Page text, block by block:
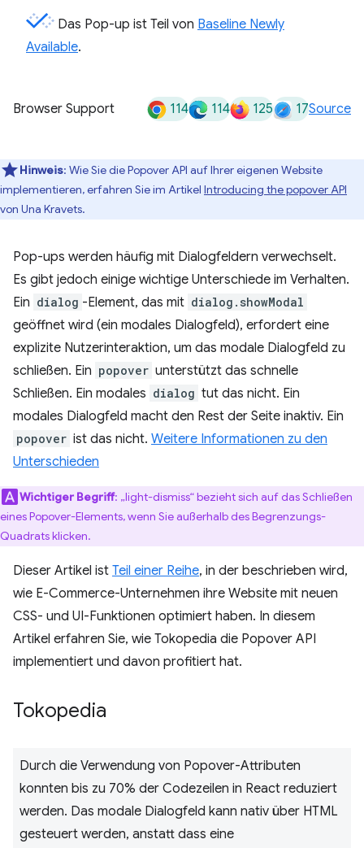
Das Pop-up ist Teil von Baseline Newly
Available.
Browser Support 114 114 125 17Source
Hinweis: Wie Sie die Popover API auf Ihrer eigenen Website
implementieren, erfahren Sie im Artikel Introducing the popover API
von Una Kravets.
Pop-ups werden häufig mit Dialogfeldern verwechselt.
Es gibt jedoch einige wichtige Unterschiede im Verhalten.
Ein dialog -Element, das mit dialog.showModal
geöffnet wird (ein modales Dialogfeld), erfordert eine
explizite Nutzerinteraktion, um das modale Dialogfeld zu
schließen. Ein popover unterstützt das schnelle
Schließen. Ein modales dialog tut das nicht. Ein
modales Dialogfeld macht den Rest der Seite inaktiv. Ein
popover ist das nicht. Weitere Informationen zu den
Unterschieden
Wichtiger Begriff: „light-dismiss“ bezieht sich auf das Schließen
eines Popover-Elements, wenn Sie außerhalb des Begrenzungs-
Quadrats klicken.
Dieser Artikel ist Teil einer Reihe, in der beschrieben wird,
wie E-Commerce-Unternehmen ihre Website mit neuen
CSS- und UI-Funktionen optimiert haben. In diesem
Artikel erfahren Sie, wie Tokopedia die Popover API
implementiert und davon profitiert hat.
Tokopedia
Durch die Verwendung von Popover-Attributen
konnten bis zu 70% der Codezeilen in React reduziert
werden. Das modale Dialogfeld kann nativ über HTML
gesteuert werden, anstatt dass eine